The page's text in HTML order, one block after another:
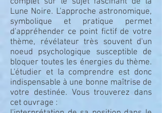
Lune Noire. L'approche astronomique,
symbolique et pratique permet
d'appréhender ce point fictif de votre
thème, révélateur très souvent d'un
noeud psychologique susceptible de
bloquer toutes les énergies du thème.
L'étudier et la comprendre est donc
indispensable à une bonne maîtrise de
votre destinée. Vous trouverez dans
cet ouvrage :